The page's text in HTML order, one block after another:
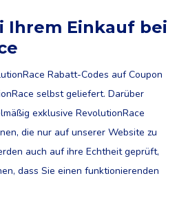
Ihrem Einkauf bei
Rabatt-Codes auf Coupon
selbst geliefert. Darüber
exklusive RevolutionRace
die nur auf unserer Website zu
auch auf ihre Echtheit geprüft,
dass Sie einen funktionierenden